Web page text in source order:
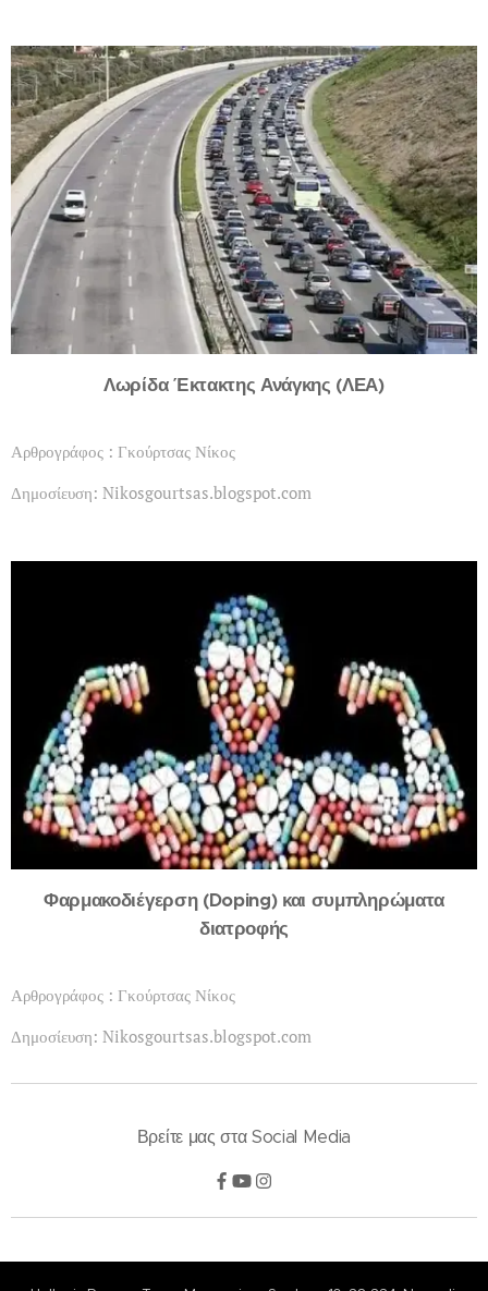
Λωρίδα Έκτακτης Ανάγκης (ΛΕΑ)
Αρθρογράφος : Γκούρτσας Νίκος
Δημοσίευση: Nikosgourtsas.blogspot.com
Φαρμακοδιέγερση (Doping) και συμπληρώματα
διατροφής
Αρθρογράφος : Γκούρτσας Νίκος
Δημοσίευση: Nikosgourtsas.blogspot.com
Βρείτε μας στα Social Media